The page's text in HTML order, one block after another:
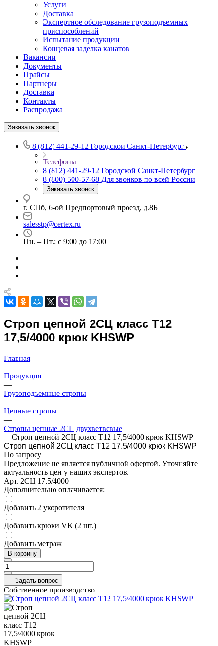
Услуги
Доставка
Экспертное обследование грузоподъемных
приспособлений
Испытание продукции
Концевая заделка канатов
Вакансии
Документы
Прайсы
Партнеры
Доставка
Контакты
Распродажа
Заказать звонок
8 (812) 441-29-12 Городской Санкт-Петербург
Телефоны
8 (812) 441-29-12 Городской Санкт-Петербург
8 (800) 500-57-68 Для звонков по всей России
Заказать звонок
г. СПб, 6-ой Предпортовый проезд, д.8Б
salesstp@certex.ru
Пн. – Пт.: с 9:00 до 17:00
Строп цепной 2СЦ класс Т12
17,5/4000 крюк KHSWP
Главная
—
Продукция
—
Грузоподъемные стропы
—
Цепные стропы
—
Стропы цепные 2СЦ двухветвевые
—Строп цепной 2СЦ класс Т12 17,5/4000 крюк KHSWP
Строп цепной 2СЦ класс Т12 17,5/4000 крюк KHSWP
По запросу
Предложение не является публичной офертой. Уточняйте
актуальность цен у наших экспертов.
Арт. 2СЦ 17,5/4000
Дополнительно оплачивается:
Добавить 2 укоротителя
Добавить крюки VK (2 шт.)
Добавить метраж
В корзину
Задать вопрос
Собственное производство